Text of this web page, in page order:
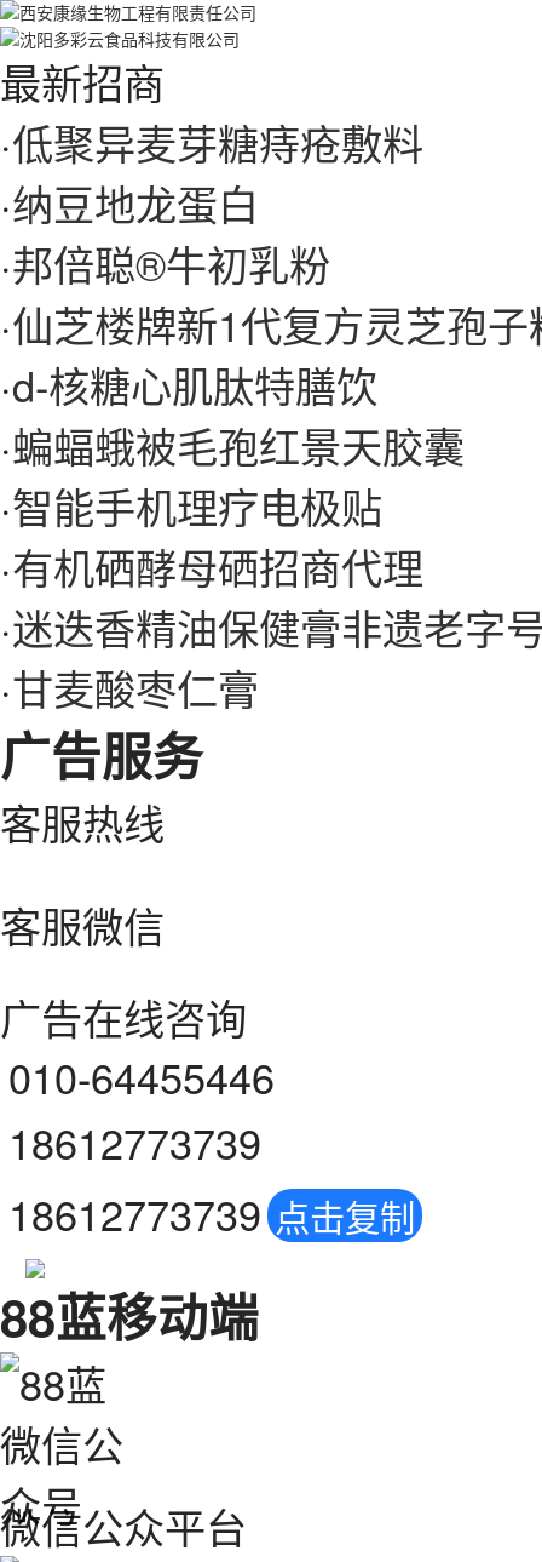
最新招商
·低聚异麦芽糖痔疮敷料
·纳豆地龙蛋白
·邦倍聪®牛初乳粉
·仙芝楼牌新1代复方灵芝孢子
·d-核糖心肌肽特膳饮
·蝙蝠蛾被毛孢红景天胶囊
·智能手机理疗电极贴
·有机硒酵母硒招商代理
·迷迭香精油保健膏非遗老字
·甘麦酸枣仁膏
广告服务
客服热线
客服微信
广告在线咨询
010-64455446
18612773739
18612773739 点击复制
88蓝移动端
微信公众平台